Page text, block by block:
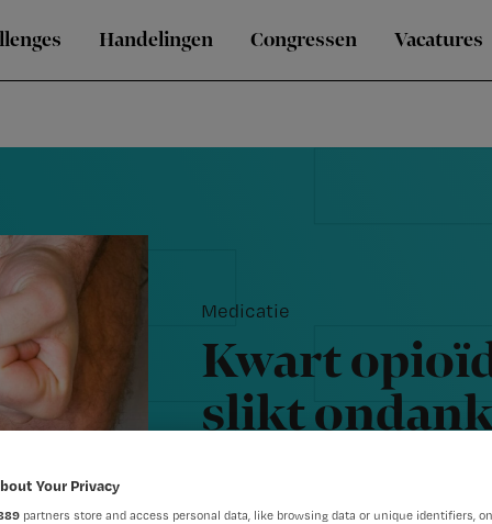
Handelingen Congressen Vacatures
Medicatie
Kwart
slikt
Your Privacy
partners store and access personal data, like browsing data or unique identifiers,